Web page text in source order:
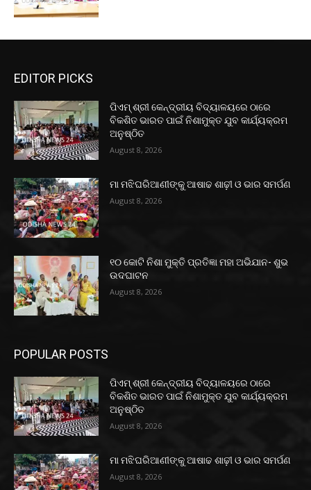
EDITOR PICKS
ପିଏମ୍ ଶ୍ରୀ କେନ୍ଦ୍ରୀୟ ବିଦ୍ୟାଳୟରେ ଠାରେ
ବିକଶିତ ଭାରତ ପାଇଁ ନିଶାମୁକ୍ତ ଯୁବ କାର୍ଯ୍ୟକ୍ରମ
ଅନୁଷ୍ଠିତ
August 8, 2026
ମା ମଝିଘରିଆଣୀଙ୍କୁ ଆଷାଢ ଶାଢ଼ୀ ଓ ଭାର ସମର୍ପଣ
August 8, 2026
୧୦ କୋଟି ନିଶା ମୁକ୍ତି ପ୍ରତିଜ୍ଞା ମହା ଅଭିଯାନ- ଶୁଭ
ଉଦଘାଟନ
August 8, 2026
POPULAR POSTS
ପିଏମ୍ ଶ୍ରୀ କେନ୍ଦ୍ରୀୟ ବିଦ୍ୟାଳୟରେ ଠାରେ
ବିକଶିତ ଭାରତ ପାଇଁ ନିଶାମୁକ୍ତ ଯୁବ କାର୍ଯ୍ୟକ୍ରମ
ଅନୁଷ୍ଠିତ
August 8, 2026
ମା ମଝିଘରିଆଣୀଙ୍କୁ ଆଷାଢ ଶାଢ଼ୀ ଓ ଭାର ସମର୍ପଣ
August 8, 2026